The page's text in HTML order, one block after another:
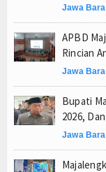
Jawa
APBD
Rincian
Jawa
Bupati
2026,
Jawa